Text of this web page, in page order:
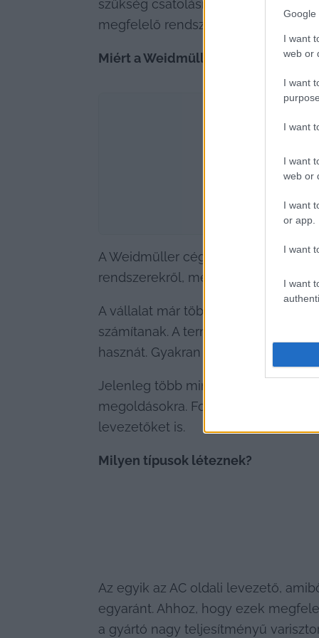
Google
I want
web or
I want
I want
I want
web or
I want
or app.
I want
I want
szükség csatolásmentesítésre. A
megfelelő rendszerben lehet
Miért a Weidmüller?
A Weidmüller cég számos hálózati
rendszerekről, még ehhez is
A vállalat már több mint 160 éve
számítanak. A termékeiket főleg a
hasznát. Gyakran találkozhatunk
Jelenleg több mint 80 országban
megoldásokra. Folyamatosan
levezetőket is.
Milyen típusok léteznek?
Az egyik az AC oldali levezető,
egyaránt. Ahhoz, hogy ezek
a gyártó nagy teljesítményű